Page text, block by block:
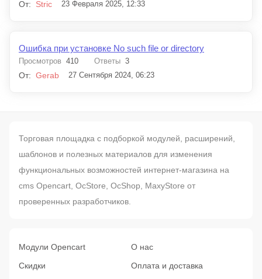
От: Stric 23 Февраля 2025, 12:33
Ошибка при установке No such file or directory
Просмотров 410 Ответы 3
От: Gerab 27 Сентября 2024, 06:23
Торговая площадка с подборкой модулей, расширений,
шаблонов и полезных материалов для изменения
функциональных возможностей интернет-магазина на
cms Opencart, OcStore, OcShop, MaxyStore от
проверенных разработчиков.
Модули Opencart
Скидки
О нас
Оплата и доставка